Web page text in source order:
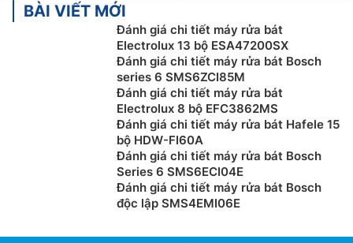
BÀI VIẾT MỚI
Đánh giá chi tiết máy rửa bát
Electrolux 13 bộ ESA47200SX
Đánh giá chi tiết máy rửa bát Bosch
series 6 SMS6ZCI85M
Đánh giá chi tiết máy rửa bát
Electrolux 8 bộ EFC3862MS
Đánh giá chi tiết máy rửa bát Hafele 15
bộ HDW-FI60A
Đánh giá chi tiết máy rửa bát Bosch
Series 6 SMS6ECI04E
Đánh giá chi tiết máy rửa bát Bosch
độc lập SMS4EMI06E